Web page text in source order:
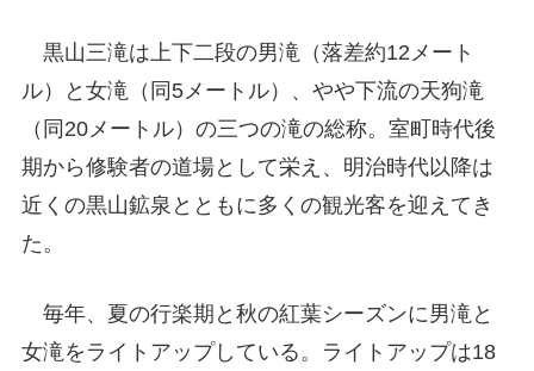
黒山三滝は上下二段の男滝（落差約12メート
ル）と女滝（同5メートル）、やや下流の天狗滝
（同20メートル）の三つの滝の総称。室町時代後
期から修験者の道場として栄え、明治時代以降は
近くの黒山鉱泉とともに多くの観光客を迎えてき
た。
毎年、夏の行楽期と秋の紅葉シーズンに男滝と
女滝をライトアップしている。ライトアップは18